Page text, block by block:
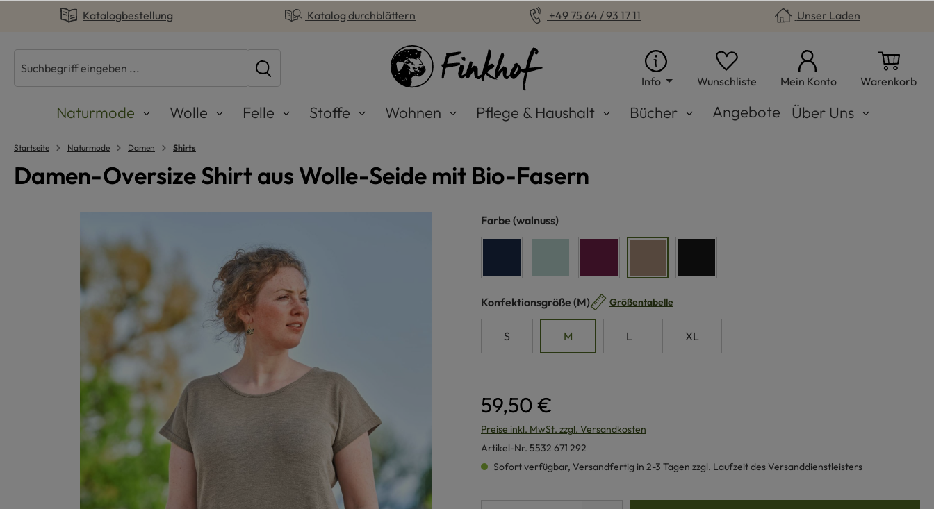
Zur Hauptnavigation springen
Katalogbestellung Katalog durchblättern +49 75 64 / 93 17 11 Unser Laden
Info Wunschliste Du hast 0 Produkte auf dem
Mein Konto Warenkorb
Naturmode Wolle Felle Stoffe Wohnen Pflege & Haushalt Bücher Angebote Über Uns
Startseite Naturmode Damen Shirts
Damen-Oversize Shirt aus Wolle-Seide mit Bio-Fasern
Farbe auswählen
(walnuss)
Konfektionsgröße auswählen
(M) Größentabelle
S M L XL
59,50 €
Preise inkl. MwSt. zzgl. Versandkosten
Artikel-Nr. 5532 671 292
Sofort verfügbar, Versandfertig in 2-3 Tagen zzgl. Laufzeit des Versanddienstleisters